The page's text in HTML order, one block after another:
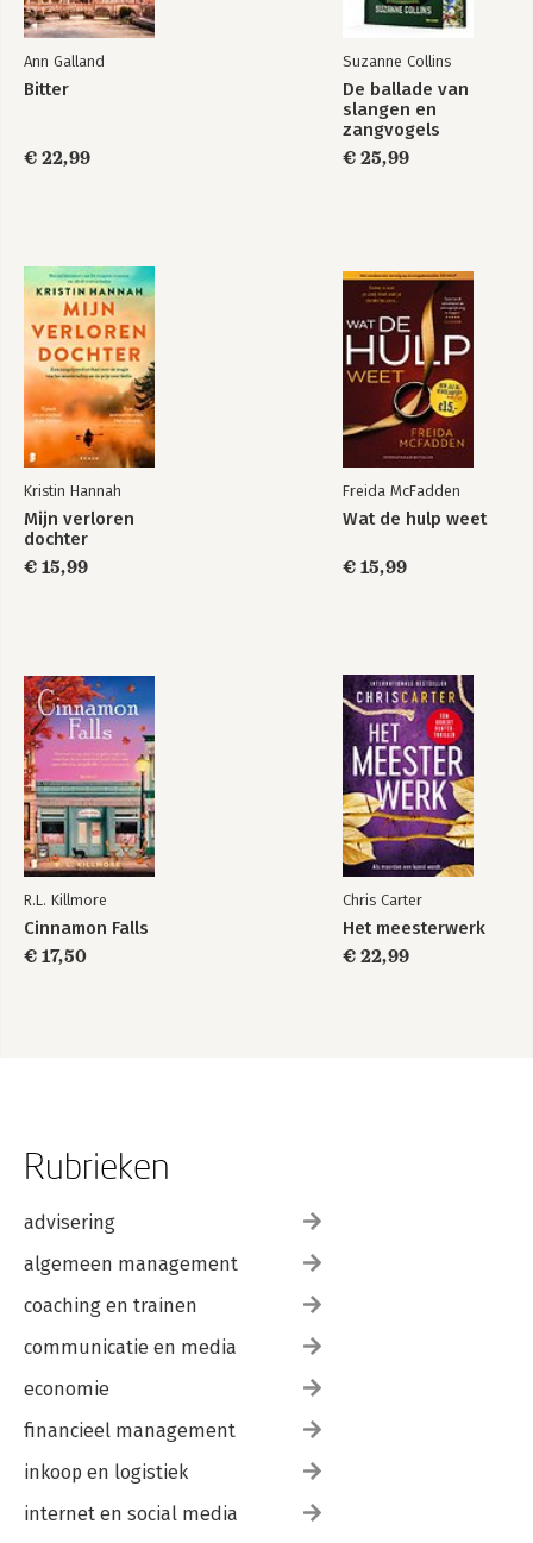
Ann Galland
Bitter
€ 22,99
Suzanne Collins
De ballade van
slangen en
zangvogels
€ 25,99
Kristin Hannah
Mijn verloren
dochter
€ 15,99
Freida McFadden
Wat de hulp weet
€ 15,99
R.L. Killmore
Cinnamon Falls
€ 17,50
Chris Carter
Het meesterwerk
€ 22,99
Rubrieken
advisering
algemeen management
coaching en trainen
communicatie en media
economie
financieel management
inkoop en logistiek
internet en social media